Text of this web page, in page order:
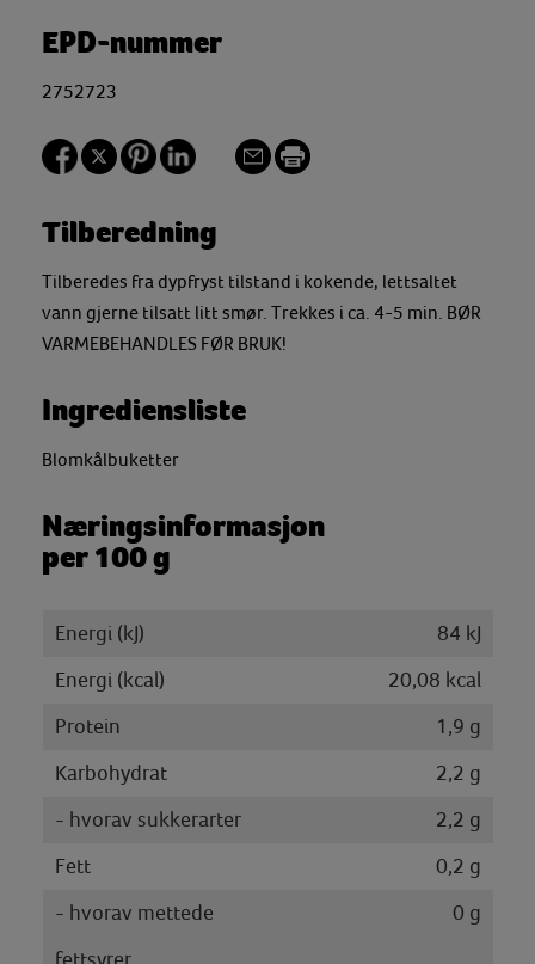
EPD-nummer
2752723
Tilberedning
Tilberedes fra dypfryst tilstand i kokende, lettsaltet
vann gjerne tilsatt litt smør. Trekkes i ca. 4-5 min. BØR
VARMEBEHANDLES FØR BRUK!
Ingrediensliste
Blomkålbuketter
Næringsinformasjon
per 100 g
Energi (kJ)
84 kJ
Energi (kcal)
20,08 kcal
Protein
1,9 g
Karbohydrat
2,2 g
- hvorav sukkerarter
2,2 g
Fett
0,2 g
- hvorav mettede
fettsyrer
0 g